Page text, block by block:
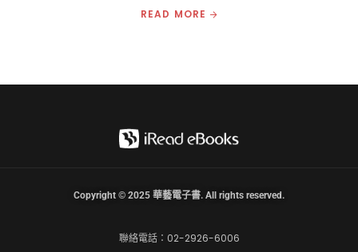
READ MORE
聯絡電話：02-2926-6006
Copyright © 2025 華藝電子書. All rights reserved.